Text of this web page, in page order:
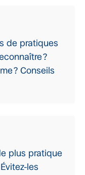
de pratiques
?
? Conseils
plus pratique
les